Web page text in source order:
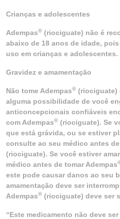
Crianças e adolescentes
Adempas® (riociguate) não é
abaixo de 18 anos de idade,
uso em crianças e adolescentes.
Gravidez e amamentação
Não tome Adempas® (riociguate)
alguma possibilidade de você
anticoncepcionais confiáveis
com Adempas® (riociguate). Se
que está grávida, ou se estiver
consulte ao seu médico antes
(riociguate). Se você estiver
médico antes de tomar Adempas
este pode causar danos ao seu
amamentação deve ser
Adempas® (riociguate) deve ser
“Este medicamento não deve